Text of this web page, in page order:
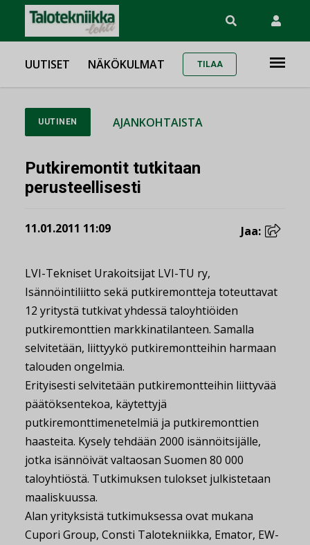
UUTISET NÄKÖKULMAT TILAA
UUTINEN AJANKOHTAISTA
Putkiremontit tutkitaan
perusteellisesti
11.01.2011 11:09 Jaa:
LVI-Tekniset Urakoitsijat LVI-TU ry,
Isännöintiliitto sekä putkiremontteja toteuttavat
12 yritystä tutkivat yhdessä taloyhtiöiden
putkiremonttien markkinatilanteen. Samalla
selvitetään, liittyykö putkiremontteihin harmaan
talouden ongelmia.
Erityisesti selvitetään putkiremontteihin liittyvää
päätöksentekoa, käytettyjä
putkiremonttimenetelmiä ja putkiremonttien
haasteita. Kysely tehdään 2000 isännöitsijälle,
jotka isännöivät valtaosan Suomen 80 000
taloyhtiöstä. Tutkimuksen tulokset julkistetaan
maaliskuussa.
Alan yrityksistä tutkimuksessa ovat mukana
Cupori Group, Consti Talotekniikka, Emator, EW-